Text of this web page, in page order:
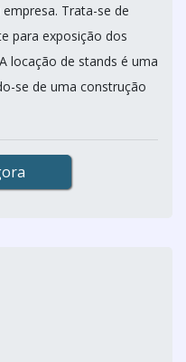
Trata-se de
para exposição dos
locação de stands é uma
se de uma construção